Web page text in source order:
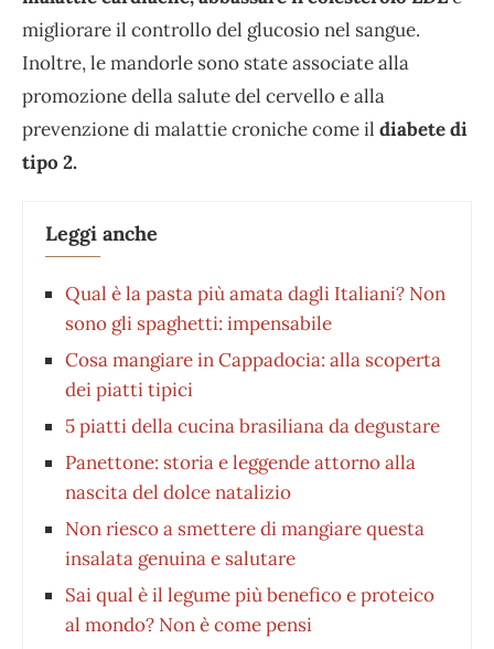
migliorare il controllo del glucosio nel sangue.
Inoltre, le mandorle sono state associate alla
promozione della salute del cervello e alla
prevenzione di malattie croniche come il diabete di
tipo 2.
Leggi anche
Qual è la pasta più amata dagli Italiani? Non
sono gli spaghetti: impensabile
Cosa mangiare in Cappadocia: alla scoperta
dei piatti tipici
5 piatti della cucina brasiliana da degustare
Panettone: storia e leggende attorno alla
nascita del dolce natalizio
Non riesco a smettere di mangiare questa
insalata genuina e salutare
Sai qual è il legume più benefico e proteico
al mondo? Non è come pensi